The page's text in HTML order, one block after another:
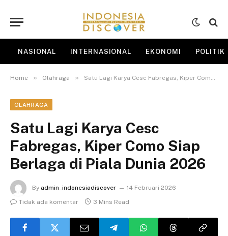
NASIONAL INTERNASIONAL EKONOMI POLITIK
Home » Olahraga » Satu Lagi Karya Cesc Fabregas, Kiper Como Siap Berlaga di Piala Dunia 2026
OLAHRAGA
Satu Lagi Karya Cesc
Fabregas, Kiper Como Siap
Berlaga di Piala Dunia 2026
By admin_indonesiadiscover
14 Februari 2026
Tidak ada komentar
3 Mins Read